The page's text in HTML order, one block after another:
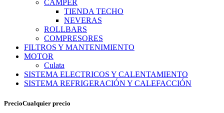
CAMPER
TIENDA TECHO
NEVERAS
ROLLBARS
COMPRESORES
FILTROS Y MANTENIMIENTO
MOTOR
Culata
SISTEMA ELECTRICOS Y CALENTAMIENTO
SISTEMA REFRIGERACIÓN Y CALEFACCIÓN
PrecioCualquier precio